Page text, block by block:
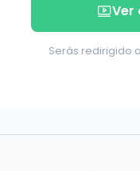
Ver
Serás redirigido